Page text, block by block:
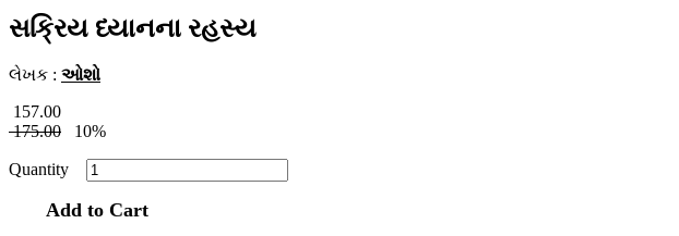
સક્રિય ધ્યાનના રહસ્ય
લેખક : ઓશો
157.00
175.00
10%
Quantity
Add to Cart